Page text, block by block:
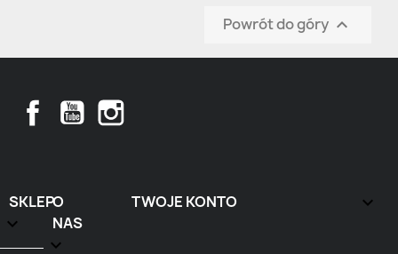
Powrót do góry 
FacebookYouTube
SKLEP

O
NAS

TWOJE KONTO 